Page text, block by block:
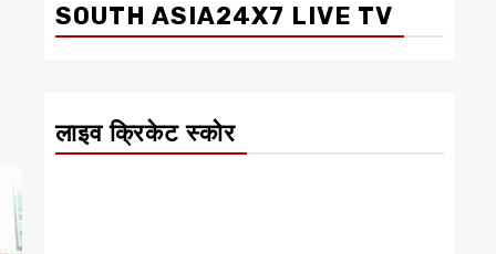
SOUTH ASIA24X7 LIVE TV
लाइव क्रिकेट स्कोर